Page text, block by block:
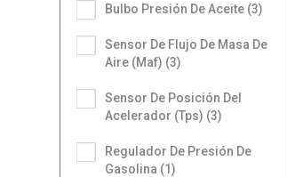
Bulbo Presión De Aceite (3)
Sensor De Flujo De Masa De
Aire (Maf) (3)
Sensor De Posición Del
Acelerador (Tps) (3)
Regulador De Presión De
Gasolina (1)